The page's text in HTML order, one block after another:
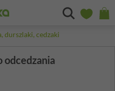
durszlaki, cedzaki
odcedzania